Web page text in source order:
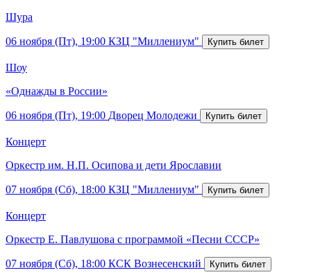
Шура
06 ноября (Пт), 19:00 КЗЦ "Миллениум"
Шоу
«Однажды в России»
06 ноября (Пт), 19:00 Дворец Молодежи
Концерт
Оркестр им. Н.П. Осипова и дети Ярославии
07 ноября (Сб), 18:00 КЗЦ "Миллениум"
Концерт
Оркестр Е. Павлушова с программой «Песни СССР»
07 ноября (Сб), 18:00 КСК Вознесенский